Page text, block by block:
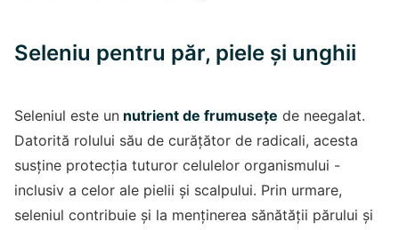
Seleniu pentru păr, piele și unghii
Seleniul este un nutrient de frumusețe de neegalat.
Datorită rolului său de curățător de radicali, acesta
susține protecția tuturor celulelor organismului -
inclusiv a celor ale pielii și scalpului. Prin urmare,
seleniul contribuie și la menținerea sănătății părului și